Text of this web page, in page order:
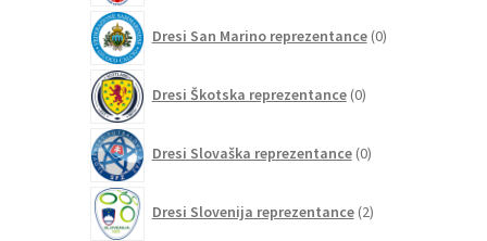
Dresi San Marino reprezentance 0izdelkov
Dresi Škotska reprezentance 0izdelkov
Dresi Slovaška reprezentance 0izdelkov
Dresi Slovenija reprezentance 2izdelka